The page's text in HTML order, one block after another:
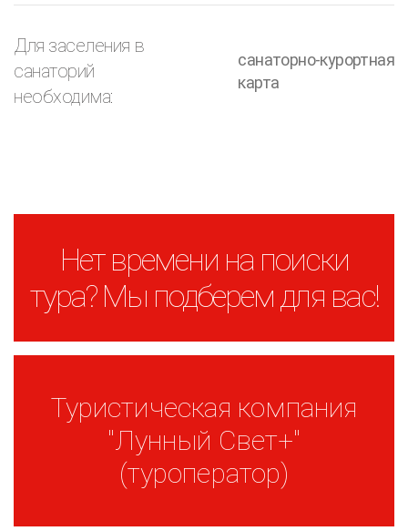
Для заселения в
санаторий
необходима:
санаторно-курортная
карта
Нет времени на поиски
тура? Мы подберем для вас!
Туристическая компания
"Лунный Свет+"
(туроператор)